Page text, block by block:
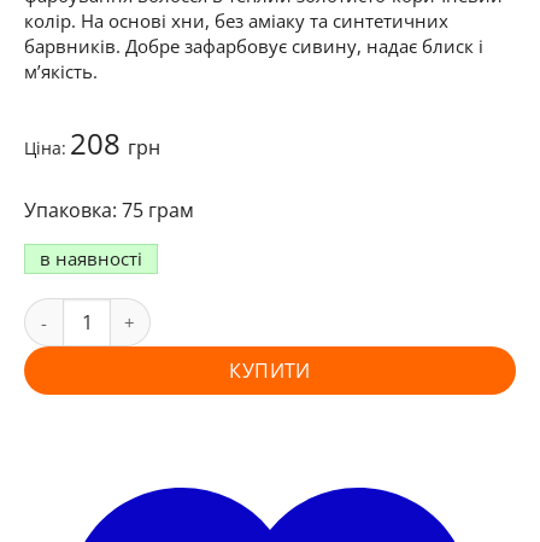
колір. На основі хни, без аміаку та синтетичних
барвників. Добре зафарбовує сивину, надає блиск і
м’якість.
Ціна: 208 грн
75 грам
в наявності
КУПИТИ